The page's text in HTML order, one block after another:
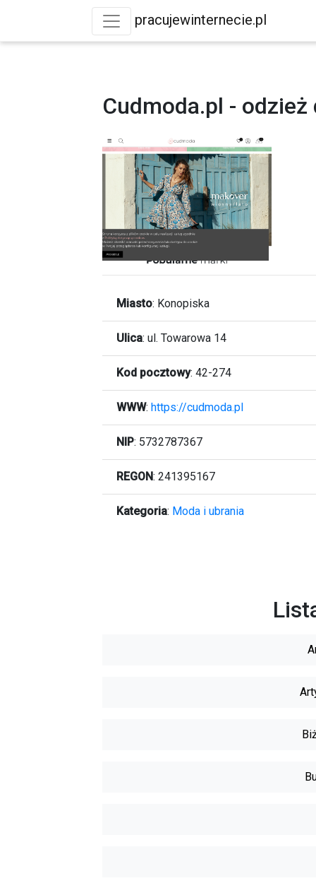
pracujewinternecie.pl
Cudmoda.pl - odzież
Miasto: Konopiska
Ulica: ul. Towarowa 14
Kod pocztowy: 42-274
WWW: https://cudmoda.pl
NIP: 5732787367
REGON: 241395167
Kategoria: Moda i ubrania